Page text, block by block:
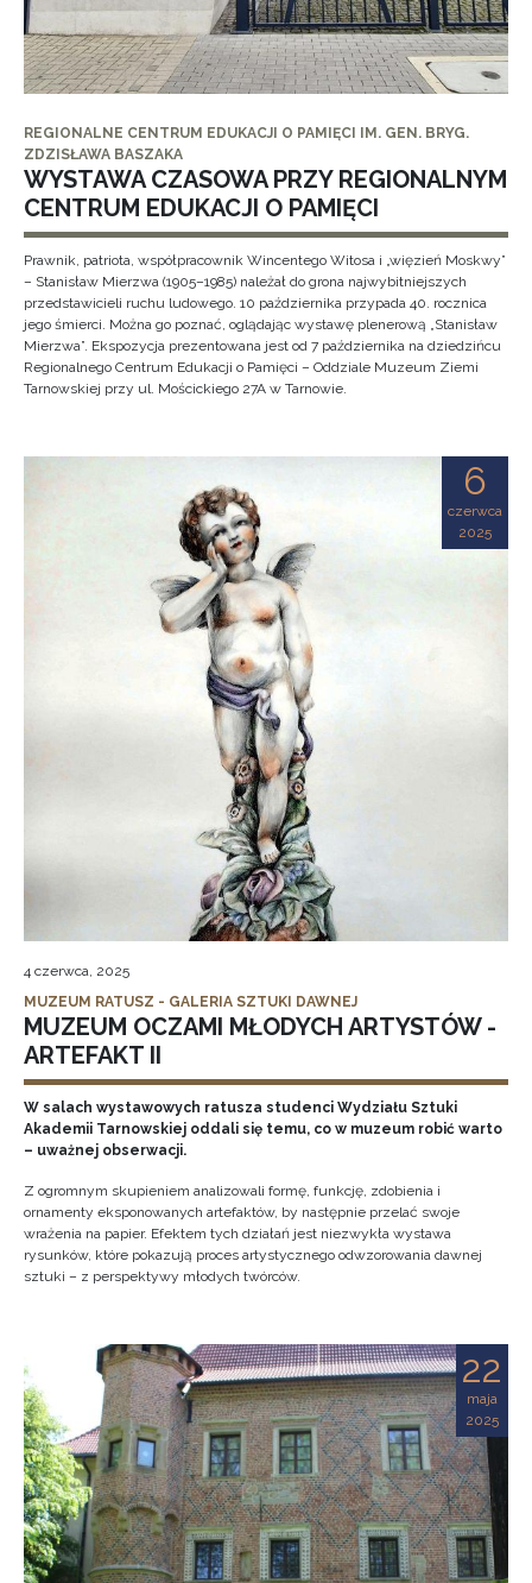
REGIONALNE CENTRUM EDUKACJI O PAMIĘCI IM. GEN. BRYG.
ZDZISŁAWA BASZAKA
WYSTAWA CZASOWA PRZY REGIONALNYM
CENTRUM EDUKACJI O PAMIĘCI
Prawnik, patriota, współpracownik Wincentego Witosa i „więzień Moskwy”
– Stanisław Mierzwa (1905–1985) należał do grona najwybitniejszych
przedstawicieli ruchu ludowego. 10 października przypada 40. rocznica
jego śmierci. Można go poznać, oglądając wystawę plenerową „Stanisław
Mierzwa”. Ekspozycja prezentowana jest od 7 października na dziedzińcu
Regionalnego Centrum Edukacji o Pamięci – Oddziale Muzeum Ziemi
Tarnowskiej przy ul. Mościckiego 27A w Tarnowie.
6
czerwca
2025
4 czerwca, 2025
MUZEUM RATUSZ - GALERIA SZTUKI DAWNEJ
MUZEUM OCZAMI MŁODYCH ARTYSTÓW -
ARTEFAKT II
W salach wystawowych ratusza studenci Wydziału Sztuki
Akademii Tarnowskiej oddali się temu, co w muzeum robić warto
– uważnej obserwacji.
Z ogromnym skupieniem analizowali formę, funkcję, zdobienia i
ornamenty eksponowanych artefaktów, by następnie przelać swoje
wrażenia na papier. Efektem tych działań jest niezwykła wystawa
rysunków, które pokazują proces artystycznego odwzorowania dawnej
sztuki – z perspektywy młodych twórców.
22
maja
2025